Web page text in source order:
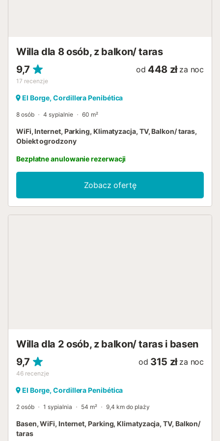
pełni utwardzona, co zapewnia łatwy i wygodny dojazd....
Willa dla 8 osób, z balkon/ taras
9,7
17 recenzje
od 448 zł za noc
El Borge, Cordillera Penibética
8 osób 4 sypialnie 60 m²
WiFi, Internet, Parking, Klimatyzacja, TV, Balkon/ taras,
Obiekt ogrodzony
Bezpłatne anulowanie rezerwacji
Zobacz ofertę
Willa dla 2 osób, z balkon/ taras i basen
9,7
46 recenzje
od 315 zł za noc
El Borge, Cordillera Penibética
2 osób 1 sypialnia 54 m² 9,4 km do plaży
Basen, WiFi, Internet, Parking, Klimatyzacja, TV, Balkon/
taras